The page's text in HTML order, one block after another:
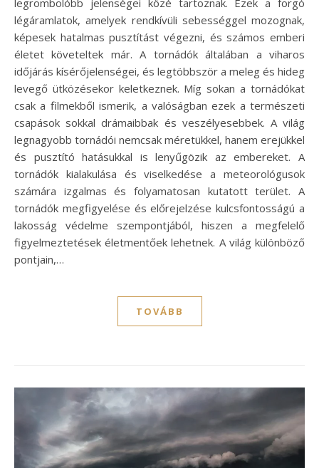
legrombolóbb jelenségei közé tartoznak. Ezek a forgó
légáramlatok, amelyek rendkívüli sebességgel mozognak,
képesek hatalmas pusztítást végezni, és számos emberi
életet követeltek már. A tornádók általában a viharos
időjárás kísérőjelenségei, és legtöbbször a meleg és hideg
levegő ütközésekor keletkeznek. Míg sokan a tornádókat
csak a filmekből ismerik, a valóságban ezek a természeti
csapások sokkal drámaibbak és veszélyesebbek. A világ
legnagyobb tornádói nemcsak méretükkel, hanem erejükkel
és pusztító hatásukkal is lenyűgözik az embereket. A
tornádók kialakulása és viselkedése a meteorológusok
számára izgalmas és folyamatosan kutatott terület. A
tornádók megfigyelése és előrejelzése kulcsfontosságú a
lakosság védelme szempontjából, hiszen a megfelelő
figyelmeztetések életmentőek lehetnek. A világ különböző
pontjain,…
TOVÁBB